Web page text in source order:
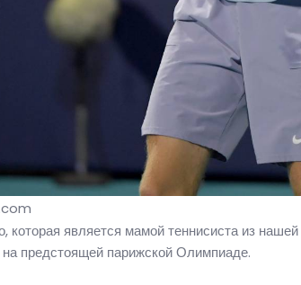
которая является мамой теннисиста из
предстоящей парижской Олимпиаде.